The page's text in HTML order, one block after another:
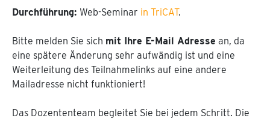
Durchführung: Web-Seminar in TriCAT.
Bitte melden Sie sich mit Ihre E-Mail Adresse an, da
eine spätere Änderung sehr aufwändig ist und eine
Weiterleitung des Teilnahmelinks auf eine andere
Mailadresse nicht funktioniert!
Das Dozententeam begleitet Sie bei jedem Schritt. Die